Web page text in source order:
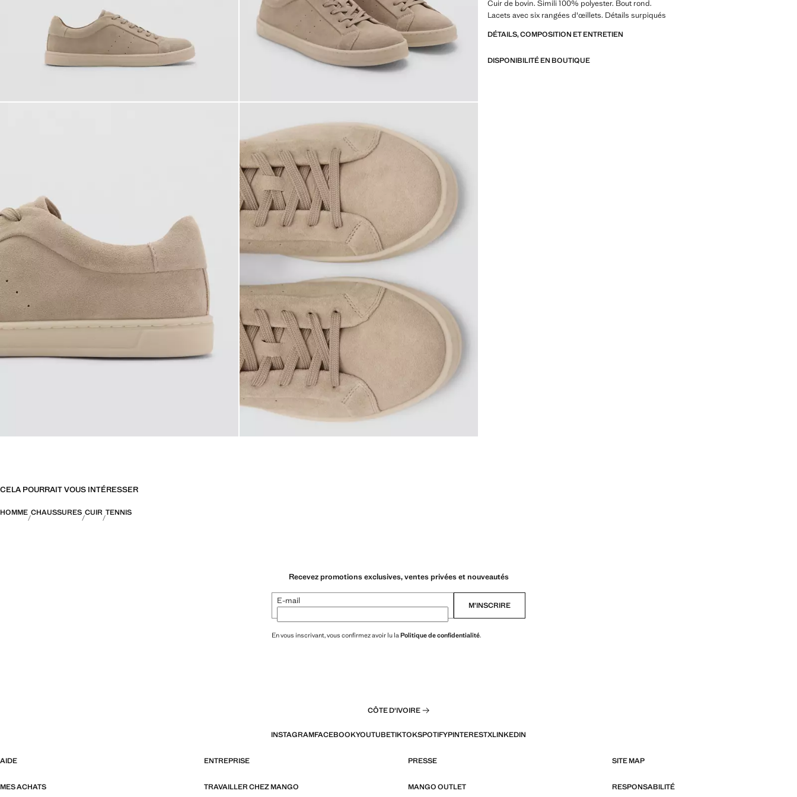
Cuir de bovin. Simili 100% polyester. Bout rond.
Lacets avec six rangées d'œillets. Détails surpiqués
DÉTAILS, COMPOSITION ET ENTRETIEN
DISPONIBILITÉ EN BOUTIQUE
CELA POURRAIT VOUS INTÉRESSER
HOMME CHAUSSURES CUIR TENNIS
Recevez promotions exclusives, ventes privées et nouveautés
E-mail M’INSCRIRE
En vous inscrivant, vous confirmez avoir lu laPolitique de confidentialité.
CÔTE D'IVOIRE
INSTAGRAMFACEBOOKYOUTUBETIKTOKSPOTIFYPINTERESTXLINKEDIN
AIDE ENTREPRISE PRESSE SITE MAP
MES ACHATS TRAVAILLER CHEZ MANGO MANGO OUTLET RESPONSABILITÉ